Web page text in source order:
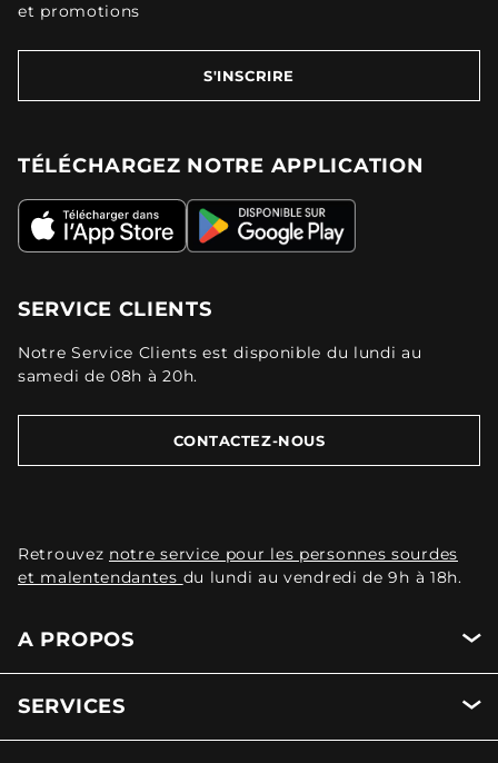
et promotions
S'INSCRIRE
TÉLÉCHARGEZ NOTRE APPLICATION
SERVICE CLIENTS
Notre Service Clients est disponible du lundi au
samedi de 08h à 20h.
CONTACTEZ-NOUS
Retrouvez notre service pour les personnes sourdes
et malentendantes du lundi au vendredi de 9h à 18h.
A PROPOS
SERVICES